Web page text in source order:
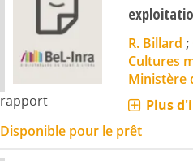
rapport
R. Billard ;
Cultures
Ministère
Plus
Disponible pour le prêt